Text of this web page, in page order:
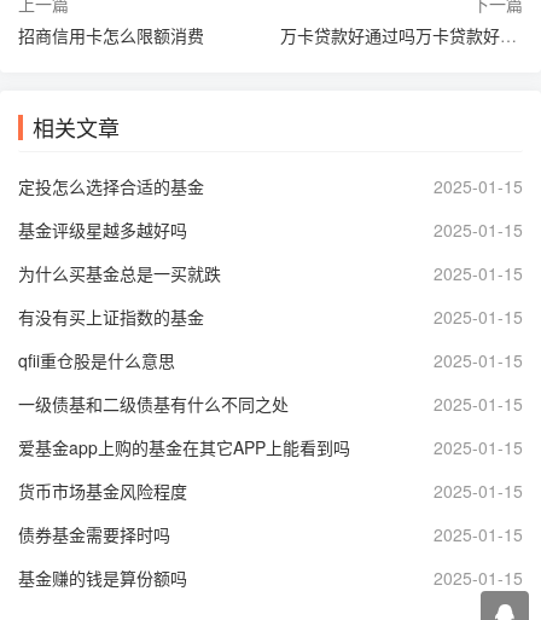
招商信用卡怎么限额消费
万卡贷款好通过吗万卡贷款好不好通过
相关文章
定投怎么选择合适的基金
2025-01-15
基金评级星越多越好吗
2025-01-15
为什么买基金总是一买就跌
2025-01-15
有没有买上证指数的基金
2025-01-15
qfii重仓股是什么意思
2025-01-15
一级债基和二级债基有什么不同之处
2025-01-15
爱基金app上购的基金在其它APP上能看到吗
2025-01-15
货币市场基金风险程度
2025-01-15
债券基金需要择时吗
2025-01-15
基金赚的钱是算份额吗
2025-01-15